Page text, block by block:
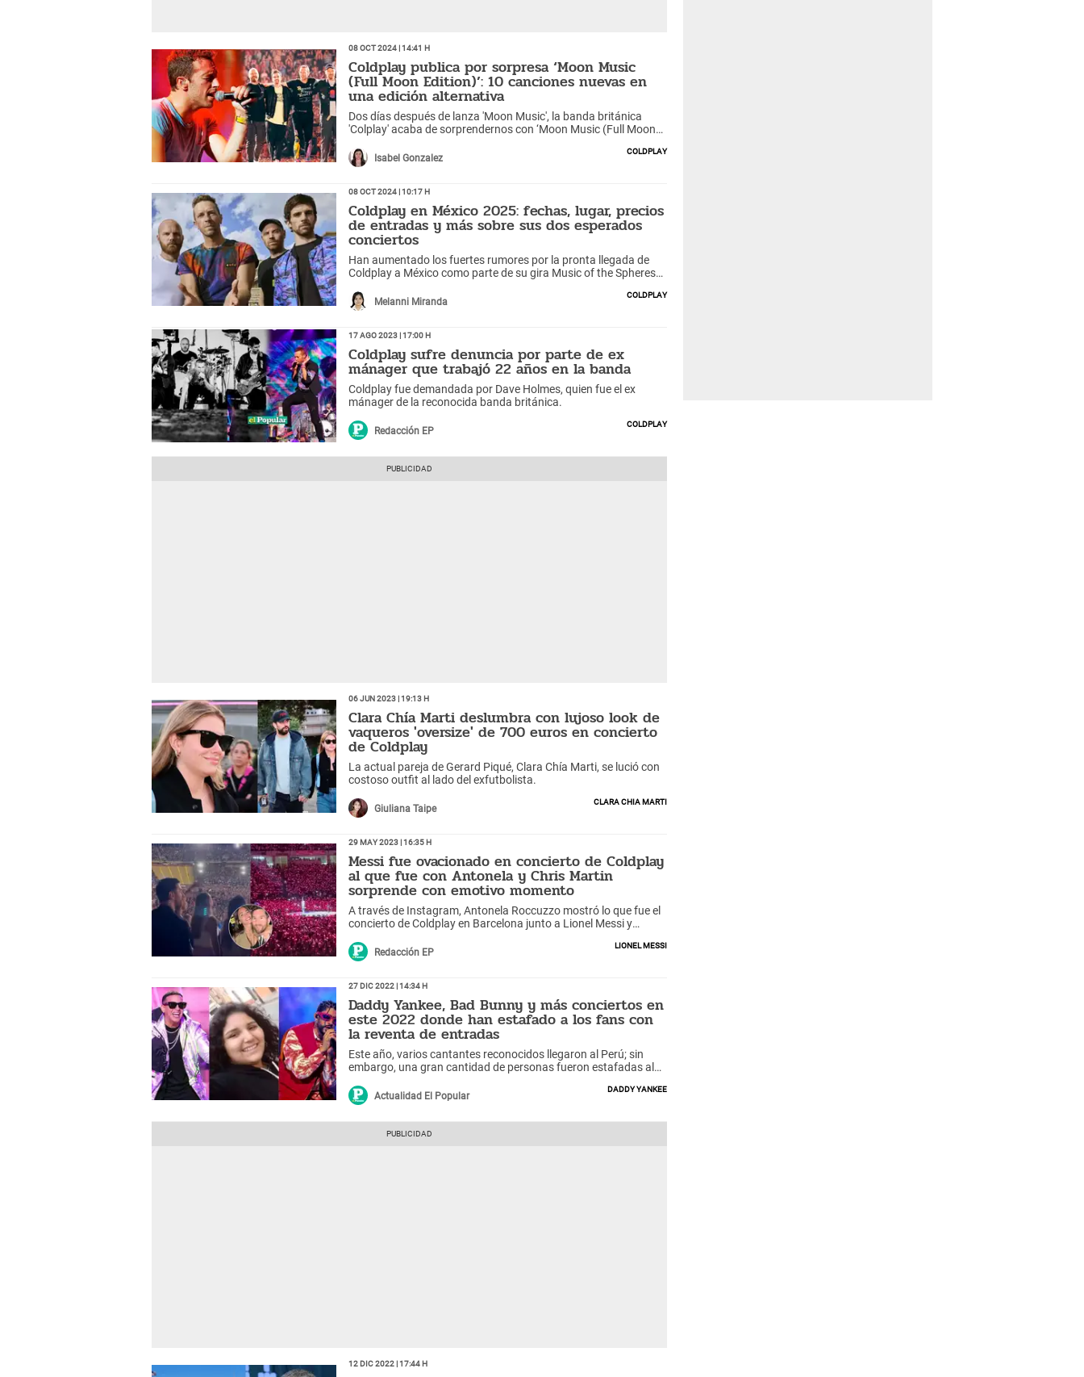
08 Oct 2024 | 14:41 h
Coldplay publica por sorpresa ‘Moon Music
(Full Moon Edition)’: 10 canciones nuevas en
una edición alternativa
Dos días después de lanza 'Moon Music', la banda británica
'Colplay' acaba de sorprendernos con ‘Moon Music (Full Moon
Isabel Gonzalez
Coldplay
08 Oct 2024 | 10:17 h
Coldplay en México 2025: fechas, lugar, precios
de entradas y más sobre sus dos esperados
conciertos
Han aumentado los fuertes rumores por la pronta llegada de
Coldplay a México como parte de su gira Music of the Spheres
Melanni Miranda
Coldplay
17 Ago 2023 | 17:00 h
Coldplay sufre denuncia por parte de ex
mánager que trabajó 22 años en la banda
Coldplay fue demandada por Dave Holmes, quien fue el ex
mánager de la reconocida banda británica.
Redacción EP
Coldplay
06 Jun 2023 | 19:13 h
Clara Chía Marti deslumbra con lujoso look de
vaqueros 'oversize' de 700 euros en concierto
de Coldplay
La actual pareja de Gerard Piqué, Clara Chía Marti, se lució con
costoso outfit al lado del exfutbolista.
Giuliana Taipe
Clara Chia Marti
29 May 2023 | 16:35 h
Messi fue ovacionado en concierto de Coldplay
al que fue con Antonela y Chris Martin
sorprende con emotivo momento
A través de Instagram, Antonela Roccuzzo mostró lo que fue el
concierto de Coldplay en Barcelona junto a Lionel Messi y
Redacción EP
Lionel Messi
27 Dic 2022 | 14:34 h
Daddy Yankee, Bad Bunny y más conciertos en
este 2022 donde han estafado a los fans con
la reventa de entradas
Este año, varios cantantes reconocidos llegaron al Perú; sin
embargo, una gran cantidad de personas fueron estafadas al
Actualidad El Popular
Daddy Yankee
12 Dic 2022 | 17:44 h